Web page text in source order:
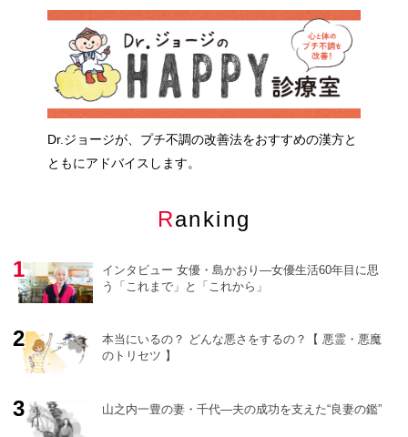
Dr.ジョージが、プチ不調の改善法をおすすめの漢方と
ともにアドバイスします。
Ranking
インタビュー 女優・島かおり―女優生活60年目に思
う「これまで」と「これから」
本当にいるの？ どんな悪さをするの？【 悪霊・悪魔
のトリセツ 】
山之内一豊の妻・千代―夫の成功を支えた“良妻の鑑”